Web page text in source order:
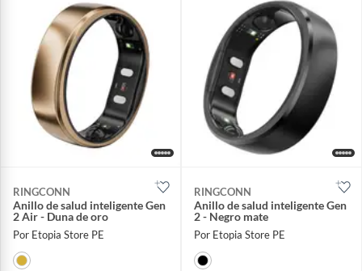
RINGCONN
Anillo de salud inteligente Gen
2 Air - Duna de oro
Por Etopia Store PE
RINGCONN
Anillo de salud inteligente Gen
2 - Negro mate
Por Etopia Store PE